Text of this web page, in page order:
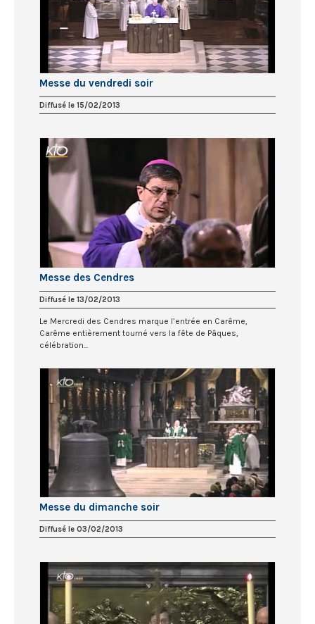
Messe du vendredi soir
Diffusé le 15/02/2013
Messe des Cendres
Diffusé le 13/02/2013
Le Mercredi des Cendres marque l’entrée en Carême,
Carême entièrement tourné vers la fête de Pâques,
célébration...
Messe du dimanche soir
Diffusé le 03/02/2013